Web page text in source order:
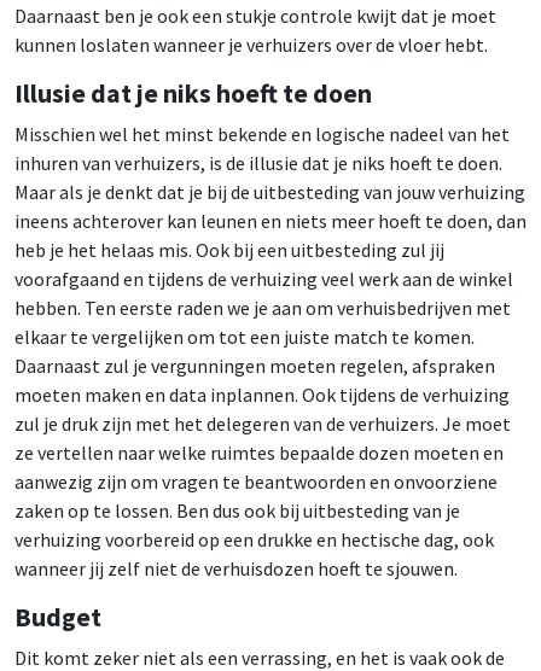
Daarnaast ben je ook een stukje controle kwijt dat je moet
kunnen loslaten wanneer je verhuizers over de vloer hebt.
Illusie dat je niks hoeft te doen
Misschien wel het minst bekende en logische nadeel van het
inhuren van verhuizers, is de illusie dat je niks hoeft te doen.
Maar als je denkt dat je bij de uitbesteding van jouw verhuizing
ineens achterover kan leunen en niets meer hoeft te doen, dan
heb je het helaas mis. Ook bij een uitbesteding zul jij
voorafgaand en tijdens de verhuizing veel werk aan de winkel
hebben. Ten eerste raden we je aan om verhuisbedrijven met
elkaar te vergelijken om tot een juiste match te komen.
Daarnaast zul je vergunningen moeten regelen, afspraken
moeten maken en data inplannen. Ook tijdens de verhuizing
zul je druk zijn met het delegeren van de verhuizers. Je moet
ze vertellen naar welke ruimtes bepaalde dozen moeten en
aanwezig zijn om vragen te beantwoorden en onvoorziene
zaken op te lossen. Ben dus ook bij uitbesteding van je
verhuizing voorbereid op een drukke en hectische dag, ook
wanneer jij zelf niet de verhuisdozen hoeft te sjouwen.
Budget
Dit komt zeker niet als een verrassing, en het is vaak ook de